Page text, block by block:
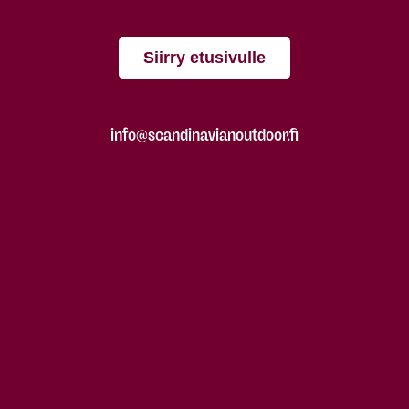
Siirry etusivulle
info@scandinavianoutdoor.fi